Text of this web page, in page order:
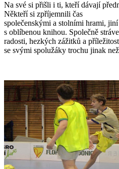
Na své si přišli i ti, kteří dávají
Někteří si zpříjemnili čas
společenskými a stolními hrami,
s oblíbenou knihou. Společně
radosti, hezkých zážitků a
se svými spolužáky trochu jinak